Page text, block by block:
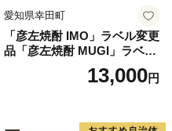
コール）
コール）
時（土・日・祝除く）
愛知県幸田町
「彦左焼酎 IMO」ラベル変更
品「彦左焼酎 MUGI」ラベル
変更品 飲み比べ セット 合計
2本 720ml×各1本 25度 焼酎
13,000円